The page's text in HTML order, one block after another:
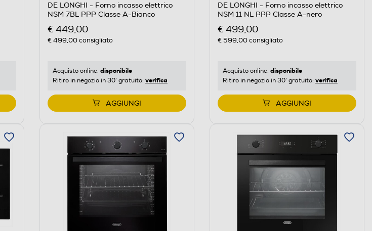
DE LONGHI - Forno incasso elettrico
NSM 7BL PPP Classe A-Bianco
€ 449,00
€ 499,00consigliato
Acquisto online: disponibile
Ritiro in negozio in 30' gratuito: verifica
AGGIUNGI
DE LONGHI - Forno incasso elettrico
NSM 11 NL PPP Classe A-nero
€ 499,00
€ 599,00consigliato
Acquisto online: disponibile
Ritiro in negozio in 30' gratuito: verifica
AGGIUNGI